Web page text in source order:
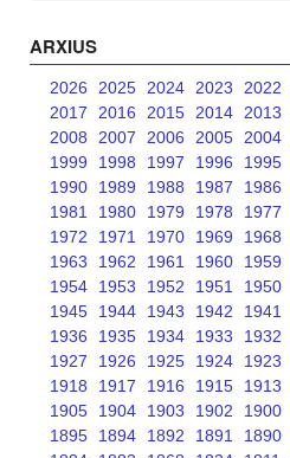
ARXIUS
2026 2025 2024 2023 2022
2017
2016 2015 2014 2013
2008
2007 2006 2005 2004
1999
1998 1997 1996 1995
1990
1989 1988 1987 1986
1981
1980 1979 1978 1977
1972
1971 1970 1969 1968
1963
1962 1961 1960 1959
1954
1953 1952 1951 1950
1945
1944 1943 1942 1941
1936
1935 1934 1933 1932
1927
1926 1925 1924 1923
1918
1917 1916 1915 1913
1905
1904 1903 1902 1900
1895
1894 1892 1891 1890